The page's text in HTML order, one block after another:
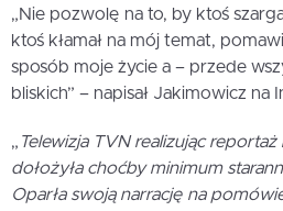
„Nie pozwolę na to, by ktoś
ktoś kłamał na mój temat,
sposób moje życie a – przede
bliskich” – napisał Jakimowicz na
„ Telewizja TVN realizując
dołożyła choćby minimum
Oparła swoją narrację na